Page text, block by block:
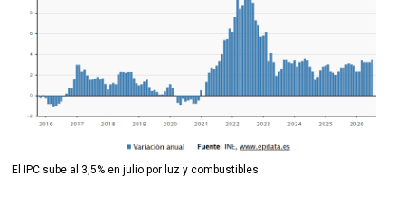
El IPC sube al 3,5% en julio por luz y combustibles